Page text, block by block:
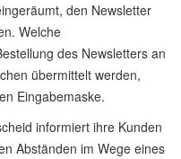
den Newsletter
Welche
des Newsletters an
übermittelt werden,
Eingabemaske.
informiert ihre Kunden
Abständen im Wege eines